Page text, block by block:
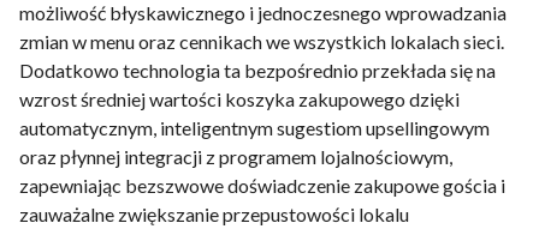
możliwość błyskawicznego i jednoczesnego wprowadzania
zmian w menu oraz cennikach we wszystkich lokalach sieci.
Dodatkowo technologia ta bezpośrednio przekłada się na
wzrost średniej wartości koszyka zakupowego dzięki
automatycznym, inteligentnym sugestiom upsellingowym
oraz płynnej integracji z programem lojalnościowym,
zapewniając bezszwowe doświadczenie zakupowe gościa i
zauważalne zwiększanie przepustowości lokalu